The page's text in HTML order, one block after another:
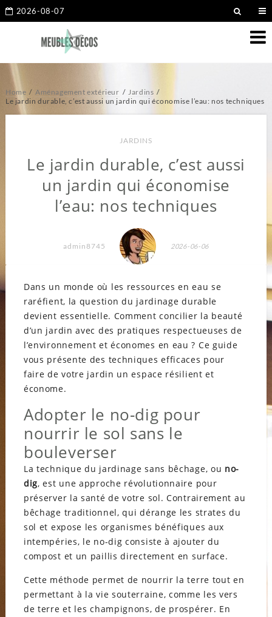
2026-08-07
Home Aménagement extérieur
Jardins
Le jardin durable, c’est aussi un jardin qui économise l’eau: nos techniques
JARDINS
Le jardin durable, c’est aussi
un jardin qui économise
l’eau: nos techniques
admin8745 2026-06-06
Dans un monde où les ressources en eau se
raréfient, la question du jardinage durable
devient essentielle. Comment concilier la beauté
d’un jardin avec des pratiques respectueuses de
l’environnement et économes en eau ? Ce guide
vous présente des techniques efficaces pour
faire de votre jardin un espace résilient et
économe.
Adopter le no-dig pour
nourrir le sol sans le
bouleverser
La technique du jardinage sans bêchage, ou no-
dig, est une approche révolutionnaire pour
préserver la santé de votre sol. Contrairement au
bêchage traditionnel, qui dérange les strates du
sol et expose les organismes bénéfiques aux
intempéries, le no-dig consiste à ajouter du
compost et un paillis directement en surface.
Cette méthode permet de nourrir la terre tout en
permettant à la vie souterraine, comme les vers
de terre et les champignons, de prospérer. En